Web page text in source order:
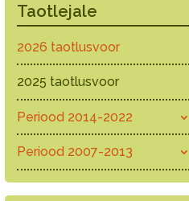
Taotlejale
2026 taotlusvoor
2025 taotlusvoor
Periood 2014-2022
Periood 2007-2013